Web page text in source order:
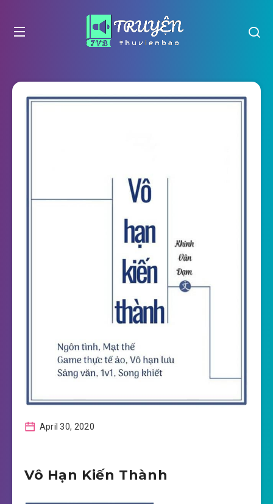
April 30, 2020
Vô Hạn Kiến Thành